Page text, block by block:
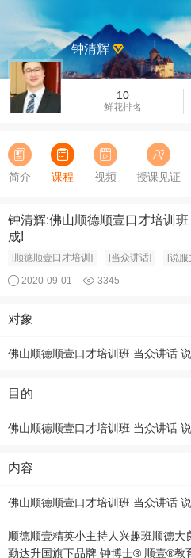
10
鲜花排名
钟清辉
简介 课程 视频 授课见证
钟清辉:佛山顺德顺壹口才培训
成!
[顺德顺壹口才培训] [当众讲话] [说
2020-09-01 3345
对象
佛山顺德顺壹口才培训班 当众讲话
目的
佛山顺德顺壹口才培训班 当众讲话
内容
佛山顺德顺壹口才培训班 当众讲话
顺德顺壹精英小主持人兴趣班顺德大
勤达升国旗下品牌 钟博士® 顺壹®